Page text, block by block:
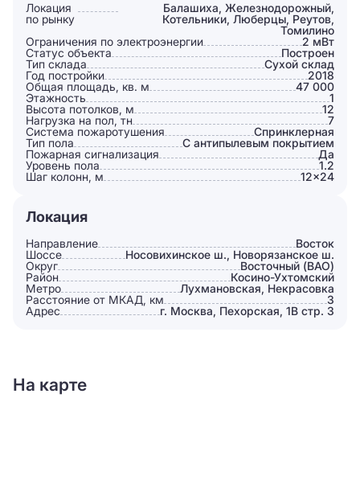
Локация
по рынку
Балашиха, Железнодорожный,
Котельники, Люберцы, Реутов,
Томилино
Ограничения по электроэнергии
2 мВт
Статус объекта
Построен
Тип склада
Сухой склад
Год постройки
2018
Общая площадь, кв. м
47 000
Этажность
1
Высота потолков, м
12
Нагрузка на пол, тн
7
Система пожаротушения
Спринклерная
Тип пола
С антипылевым покрытием
Пожарная сигнализация
Да
Уровень пола
1.2
Шаг колонн, м
12×24
Локация
Направление
Восток
Шоссе
Носовихинское ш., Новорязанское ш.
Округ
Восточный (ВАО)
Район
Косино-Ухтомский
Метро
Лухмановская, Некрасовка
Расстояние от МКАД, км
3
Адрес
г. Москва, Пехорская, 1В стр. 3
На карте